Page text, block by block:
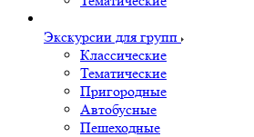
Экскурсии для групп
Классические
Тематические
Пригородные
Автобусные
Пешеходные